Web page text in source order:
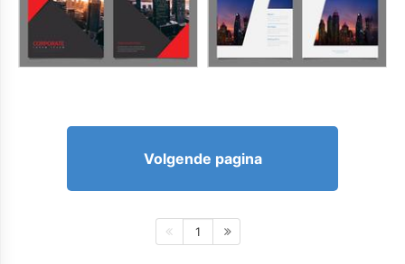
Volgende pagina
1